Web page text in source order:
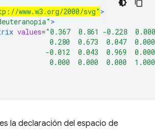
www.w3.org/2000/svg" >
>
values="0.367  0.861 -0.228
0.047  0.000
0.969  0.000
0.000  1.000
la declaración del espacio de